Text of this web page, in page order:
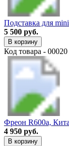
Подставка для
5 500 руб.
В корзину
Код товара - 00020
Фреон R600a,
4 950 руб.
В корзину